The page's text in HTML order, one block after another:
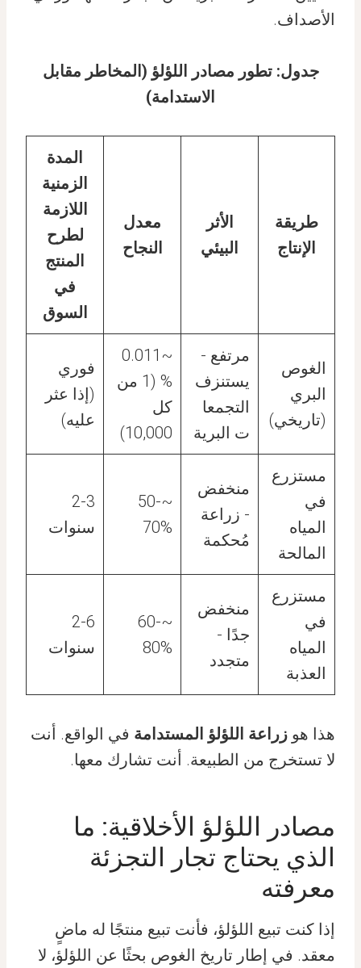
الأصداف.
جدول: تطور مصادر اللؤلؤ (المخاطر مقابل
الاستدامة)
طريقة
الإنتاج
الأثر
البيئي
معدل
النجاح
المدة
الزمنية
اللازمة
لطرح
المنتج
في
السوق
الغوص
البري
(تاريخي)
مرتفع -
يستنزف
التجمعا
ت البرية
~0.011
% (1 من
كل
10,000)
فوري
(إذا عثر
عليه)
مستزرع
في
المياه
المالحة
منخفض
- زراعة
مُحكمة
~50-
70%
2-3
سنوات
مستزرع
في
المياه
العذبة
منخفض
جدًا -
متجدد
~60-
80%
2-6
سنوات
هذا هو زراعة اللؤلؤ المستدامة في الواقع. أنت
لا تستخرج من الطبيعة. أنت تشارك معها.
مصادر اللؤلؤ الأخلاقية: ما
الذي يحتاج تجار التجزئة
معرفته
إذا كنت تبيع اللؤلؤ، فأنت تبيع منتجًا له ماضٍ
معقد. في إطار تاريخ الغوص بحثًا عن اللؤلؤ، لا